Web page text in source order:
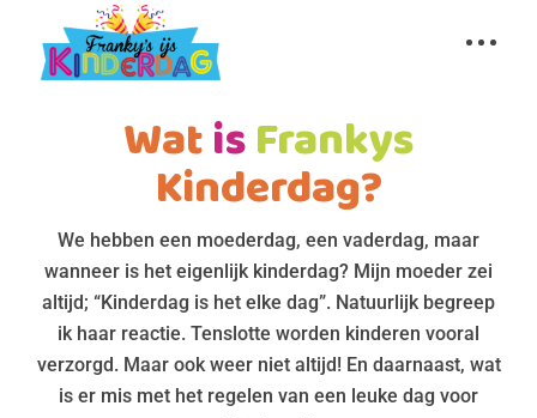
WatisFrankys
Kinderdag?
We hebben een moederdag, een vaderdag, maar
wanneer is het eigenlijk kinderdag? Mijn moeder zei
altijd; “Kinderdag is het elke dag”. Natuurlijk begreep
ik haar reactie. Tenslotte worden kinderen vooral
verzorgd. Maar ook weer niet altijd! En daarnaast, wat
is er mis met het regelen van een leuke dag voor